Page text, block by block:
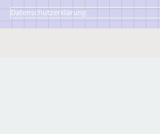
Datenschutzerklärung